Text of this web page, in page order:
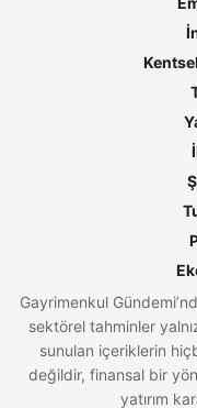
Gayrimenkul
sektörel tahminler
sunulan içeriklerin
değildir, finansal bir
yatırım